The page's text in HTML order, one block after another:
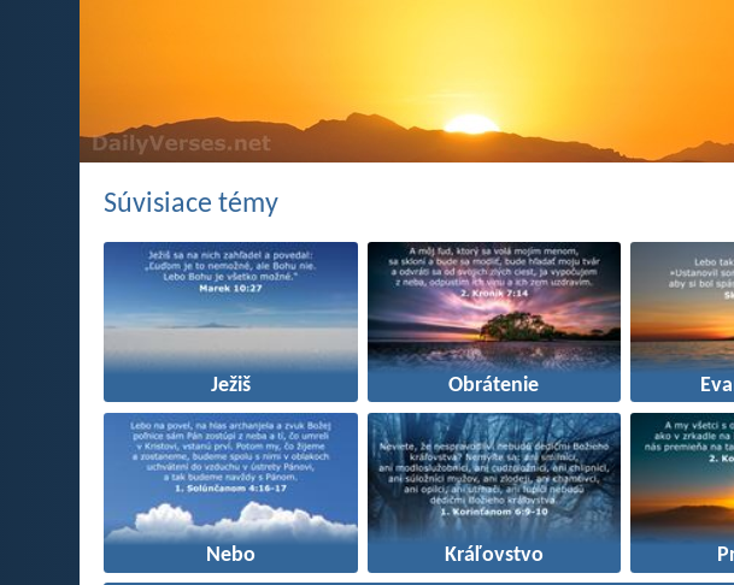
Súvisiace témy
Ježiš Obrátenie
Nebo Kráľovstvo